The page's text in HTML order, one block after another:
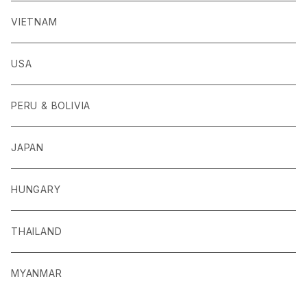
VIETNAM
USA
PERU & BOLIVIA
JAPAN
HUNGARY
THAILAND
MYANMAR